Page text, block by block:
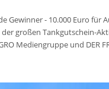
Gewinner - 10.000 Euro für
großen Tankgutschein-
Mediengruppe und DER